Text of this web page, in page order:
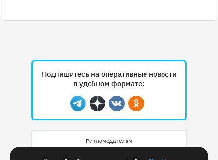
Подпишитесь на оперативные новости
в удобном формате:
Telegram
ДзенВконтактеОдноклассники
Рекламодателям